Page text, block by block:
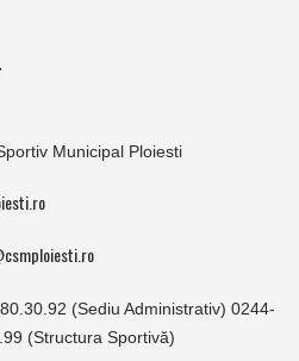
Municipal Ploiesti
(Sediu Administrativ) 0244-
(Structura Sportivă)